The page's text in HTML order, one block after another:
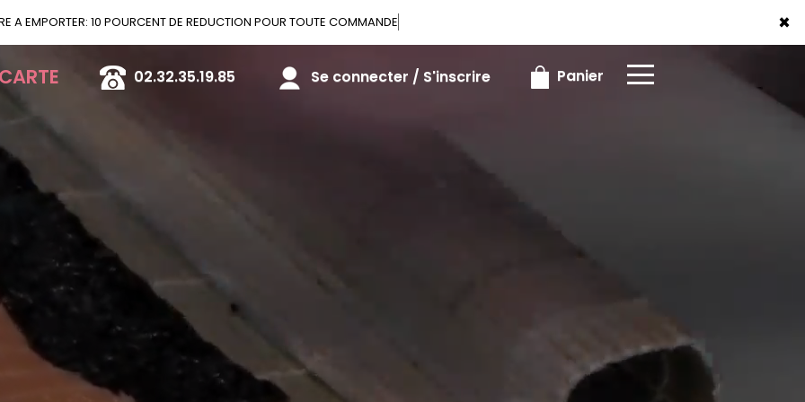
×
OFFRE A EMPORTER: 10 POURCENT DE REDUCT
02.32.35.19.85 Se connecter / S'inscrire Panier
×